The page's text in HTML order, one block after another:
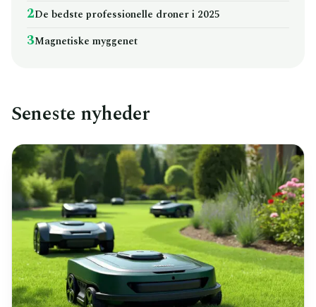
2De bedste professionelle droner i 2025
3Magnetiske myggenet
Seneste nyheder